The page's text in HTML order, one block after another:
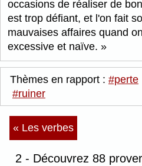
occasions de réaliser de
est trop défiant, et l'on fait
mauvaises affaires quand
excessive et naïve.
Thèmes en rapport : #perte
#ruiner
« Les verbes
2 - Découvrez 88